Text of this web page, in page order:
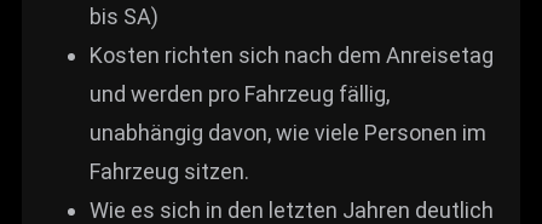
bis SA)
Kosten richten sich nach dem Anreisetag
und werden pro Fahrzeug fällig,
unabhängig davon, wie viele Personen im
Fahrzeug sitzen.
Wie es sich in den letzten Jahren deutlich